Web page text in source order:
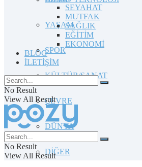
YAŞAM
SPOR
KÜLTÜR/SANAT
ÇEVRE
DÜNYA
DİĞER
SEYAHAT
MUTFAK
SAĞLIK
EĞİTİM
EKONOMİ
BLOG
İLETİŞİM
No Result
View All Result
No Result
View All Result